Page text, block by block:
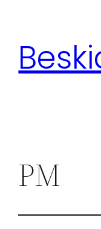
PM